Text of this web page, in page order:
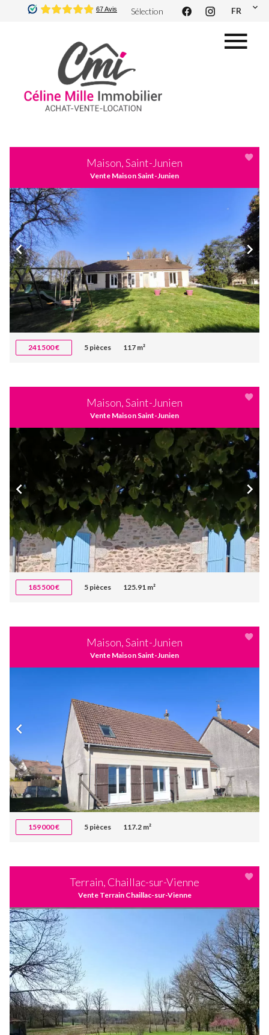
Sélection FR
Maison, Saint-Junien
Vente Maison Saint-Junien
241 500 € 5 pièces 117 m²
Maison, Saint-Junien
Vente Maison Saint-Junien
185 500 € 5 pièces 125.91 m²
Maison, Saint-Junien
Vente Maison Saint-Junien
159 000 € 5 pièces 117.2 m²
Terrain, Chaillac-sur-Vienne
Vente Terrain Chaillac-sur-Vienne